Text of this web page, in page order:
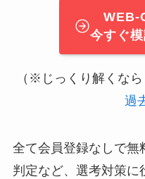
WEB-
今すぐ
（※じっくり解くな
過
全て会員登録なしで無
判定など、選考対策に